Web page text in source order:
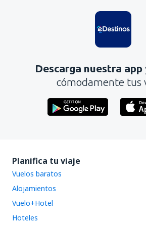
Descarga nuestra app
cómodamente tus
Planifica tu viaje
Vuelos baratos
Alojamientos
Vuelo+Hotel
Hoteles